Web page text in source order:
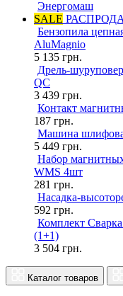
Энергомаш
SALE
Бензопила
AluMagnio
5 135 грн.
Дрель-
QC
3 439 грн.
Контакт
187 грн.
Машина
5 449 грн.
Набор
WMS 4шт
281 грн.
Насадка-
592 грн.
Комплект
(1+1)
3 504 грн.
Каталог товаров